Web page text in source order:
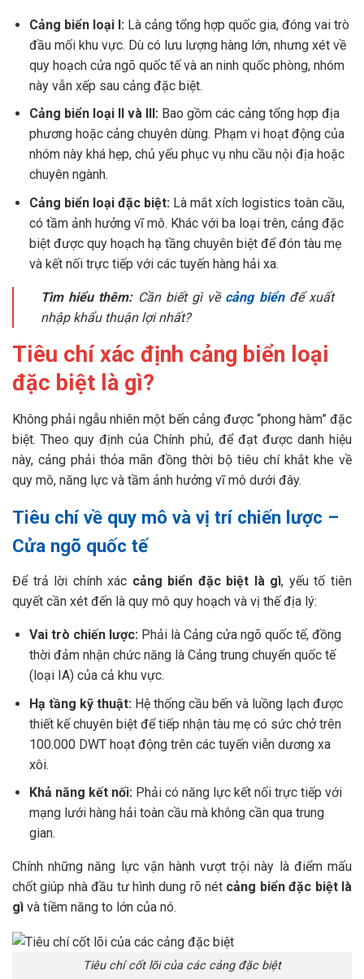
Cảng biển loại I: Là cảng tổng hợp quốc gia, đóng vai trò
đầu mối khu vực. Dù có lưu lượng hàng lớn, nhưng xét về
quy hoạch cửa ngõ quốc tế và an ninh quốc phòng, nhóm
này vẫn xếp sau cảng đặc biệt.
Cảng biển loại II và III: Bao gồm các cảng tổng hợp địa
phương hoặc cảng chuyên dùng. Phạm vi hoạt động của
nhóm này khá hẹp, chủ yếu phục vụ nhu cầu nội địa hoặc
chuyên ngành.
Cảng biển loại đặc biệt: Là mắt xích logistics toàn cầu,
có tầm ảnh hưởng vĩ mô. Khác với ba loại trên, cảng đặc
biệt được quy hoạch hạ tầng chuyên biệt để đón tàu mẹ
và kết nối trực tiếp với các tuyến hàng hải xa.
Tìm hiểu thêm:Cần biết gì về cảng biểnđể xuất
nhập khẩu thuận lợi nhất?
Tiêu chí xác định cảng biển loại
đặc biệt là gì?
Không phải ngẫu nhiên một bến cảng được “phong hàm” đặc
biệt. Theo quy định của Chính phủ, để đạt được danh hiệu
này, cảng phải thỏa mãn đồng thời bộ tiêu chí khắt khe về
quy mô, năng lực và tầm ảnh hưởng vĩ mô dưới đây.
Tiêu chí về quy mô và vị trí chiến lược –
Cửa ngõ quốc tế
Để trả lời chính xác cảng biển đặc biệt là gì, yếu tố tiên
quyết cần xét đến là quy mô quy hoạch và vị thế địa lý:
Vai trò chiến lược: Phải là Cảng cửa ngõ quốc tế, đồng
thời đảm nhận chức năng là Cảng trung chuyển quốc tế
(loại IA) của cả khu vực.
Hạ tầng kỹ thuật: Hệ thống cầu bến và luồng lạch được
thiết kế chuyên biệt để tiếp nhận tàu mẹ có sức chở trên
100.000 DWT hoạt động trên các tuyến viễn dương xa
xôi.
Khả năng kết nối: Phải có năng lực kết nối trực tiếp với
mạng lưới hàng hải toàn cầu mà không cần qua trung
gian.
Chính những năng lực vận hành vượt trội này là điểm mấu
chốt giúp nhà đầu tư hình dung rõ nét cảng biển đặc biệt là
gì và tiềm năng to lớn của nó.
Tiêu chí cốt lõi của các cảng đặc biệt